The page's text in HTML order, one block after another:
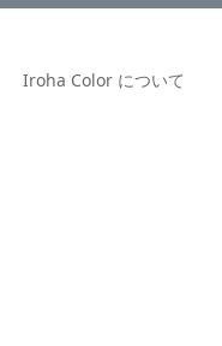
Iroha Color について